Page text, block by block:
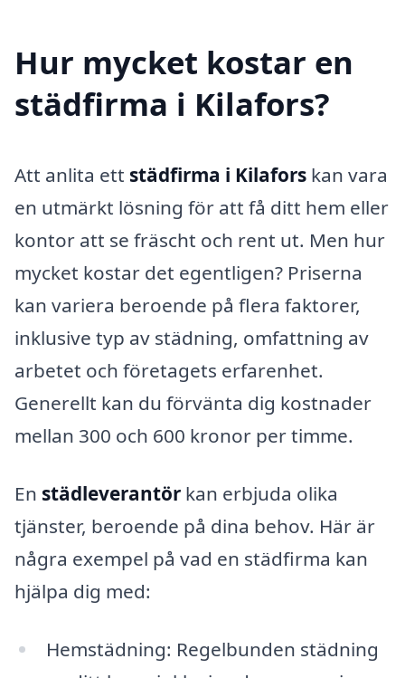
Hur mycket kostar en
städfirma i Kilafors?
Att anlita ett städfirma i Kilafors kan vara
en utmärkt lösning för att få ditt hem eller
kontor att se fräscht och rent ut. Men hur
mycket kostar det egentligen? Priserna
kan variera beroende på flera faktorer,
inklusive typ av städning, omfattning av
arbetet och företagets erfarenhet.
Generellt kan du förvänta dig kostnader
mellan 300 och 600 kronor per timme.
En städleverantör kan erbjuda olika
tjänster, beroende på dina behov. Här är
några exempel på vad en städfirma kan
hjälpa dig med:
Hemstädning: Regelbunden städning